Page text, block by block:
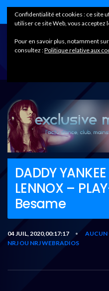
DADDY
LENNOX –
Besame
04 JUIL, 2020,00:17:17 • AUCUN
NRJ OU NRJ WEBRADIOS
Confidentialité et cookies : ce site
utiliser ce site Web, vous acceptez
Pour en savoir plus, notamment
consultez :Politique relative aux